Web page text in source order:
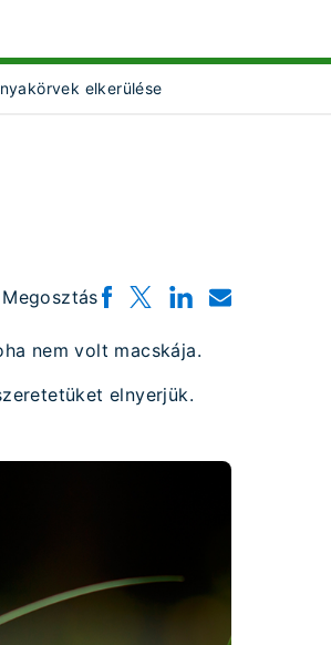
Object]
elkerülése
Megosztás
nem volt macskája.
elnyerjük.